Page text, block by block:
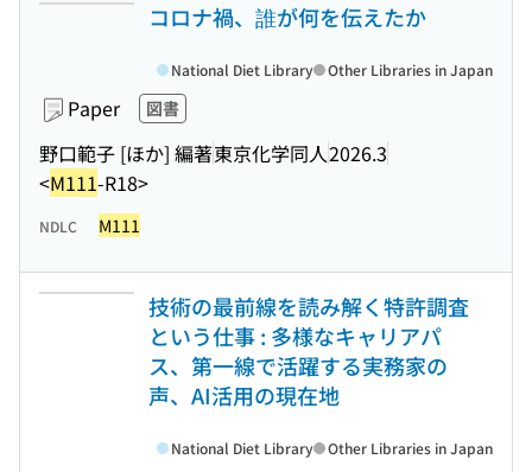
コロナ禍、誰が何を伝えたか
Paper 図書
野口範子 [ほか] 編著東京化学同人2026.3
<M111-R18>
National Diet Library Other Libraries in Japan
NDLC M111
技術の最前線を読み解く特許調査
という仕事 : 多様なキャリアパ
ス、第一線で活躍する実務家の
声、AI活用の現在地
National Diet Library Other Libraries in Japan